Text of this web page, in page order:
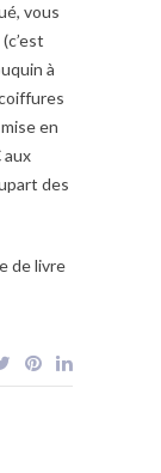
vous
à
en
aux
des
de livre